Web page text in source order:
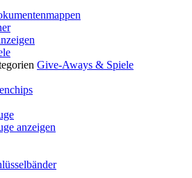
Give-Aways & Spiele
anzeigen